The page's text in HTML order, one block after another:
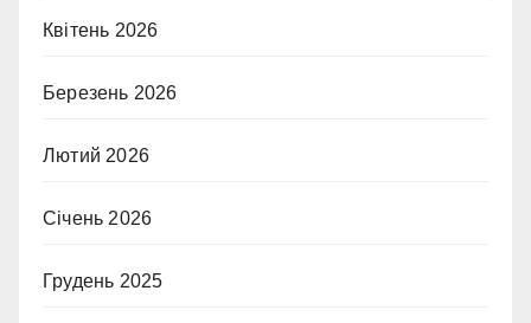
Квітень 2026
Березень 2026
Лютий 2026
Січень 2026
Грудень 2025